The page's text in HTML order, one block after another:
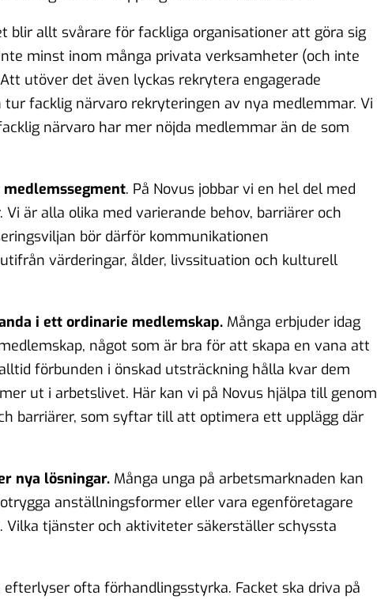
blir allt svårare för fackliga organisationer att göra sig
minst inom många privata verksamheter (och inte
utöver det även lyckas rekrytera engagerade
facklig närvaro rekryteringen av nya medlemmar. Vi
närvaro har mer nöjda medlemmar än de som
. På Novus jobbar vi en hel del med
är alla olika med varierande behov, barriärer och
bör därför kommunikationen
värderingar, ålder, livssituation och kulturell
i ett ordinarie medlemskap. Många erbjuder idag
något som är bra för att skapa en vana att
förbunden i önskad utsträckning hålla kvar dem
ut i arbetslivet. Här kan vi på Novus hjälpa till genom
barriärer, som syftar till att optimera ett upplägg där
nya lösningar. Många unga på arbetsmarknaden kan
anställningsformer eller vara egenföretagare
Vilka tjänster och aktiviteter säkerställer schyssta
ofta förhandlingsstyrka. Facket ska driva på